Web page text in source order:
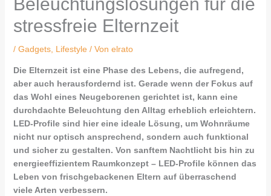
stressfreie Elternzeit
/ Gadgets, Lifestyle/ Von elrato
Die Elternzeit ist eine Phase des Lebens, die aufregend,
aber auch herausfordernd ist. Gerade wenn der Fokus auf
das Wohl eines Neugeborenen gerichtet ist, kann eine
durchdachte Beleuchtung den Alltag erheblich erleichtern.
LED-Profile sind hier eine ideale Lösung, um Wohnräume
nicht nur optisch ansprechend, sondern auch funktional
und sicher zu gestalten. Von sanftem Nachtlicht bis hin zu
energieeffizientem Raumkonzept – LED-Profile können das
Leben von frischgebackenen Eltern auf überraschend
viele Arten verbessern.